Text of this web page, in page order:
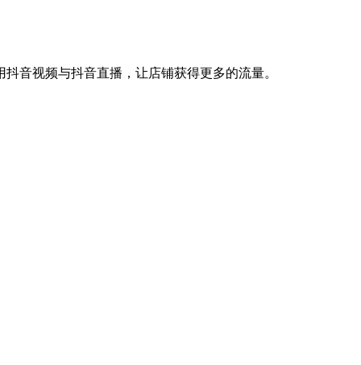
音视频与抖音直播，让店铺获得更多的流量。